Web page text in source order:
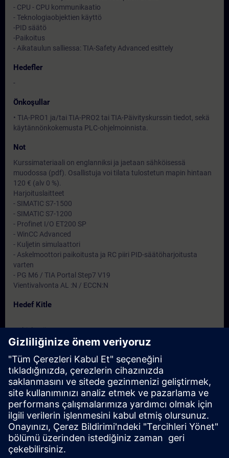
- CPU - CPU kommunikaatio
- Teknologiaobjektien käyttö
-PID säätö
-Paikoitus
- Aikataulun salliessa: TIA-Safety Advanced esittely
Hedefler
-
Önkoşullar
• TIA-PRO1 ja/tai TIA-PRO2 tai TIA-Päivityskurssin tiedot, sekä
käytännönkokemusta PLC-ohjelmoinnista.
Not
Kurssimateriaali on englanniksi ja jaetaan sähköisessä
muodossa (pdf). Osallistuja voi tilata tulostetun mapin hintaan
120 € (alv 0 %).
Harjoituslaitteet
- SIMATIC S7-1500
- SIMATIC S7-1200
- Profinet I/O ET200 SP
- WinCC Advanced
- Kuljetin simulaattori
- Askelmoottori paikoitusta ja RC piiri PID-säätöharjoitusta
varten
- PG M6 / TIA Portal Step7 V19
Vientivalvonta AL :N / ECCN:N
Hedef Kitle
- Ohjelmoijat
- Käyttöönottoinsinöörit
- Kunnossapitoinsinöörit
Tarihler ve Kayıt
Şu anda mevcut etkinlik yok
Kendinizi talep listesine ekleyin ve yeni tarihler açıklandığında
hemen bildirim gönderelim.
Bildirim hizmetini etkinleştirin